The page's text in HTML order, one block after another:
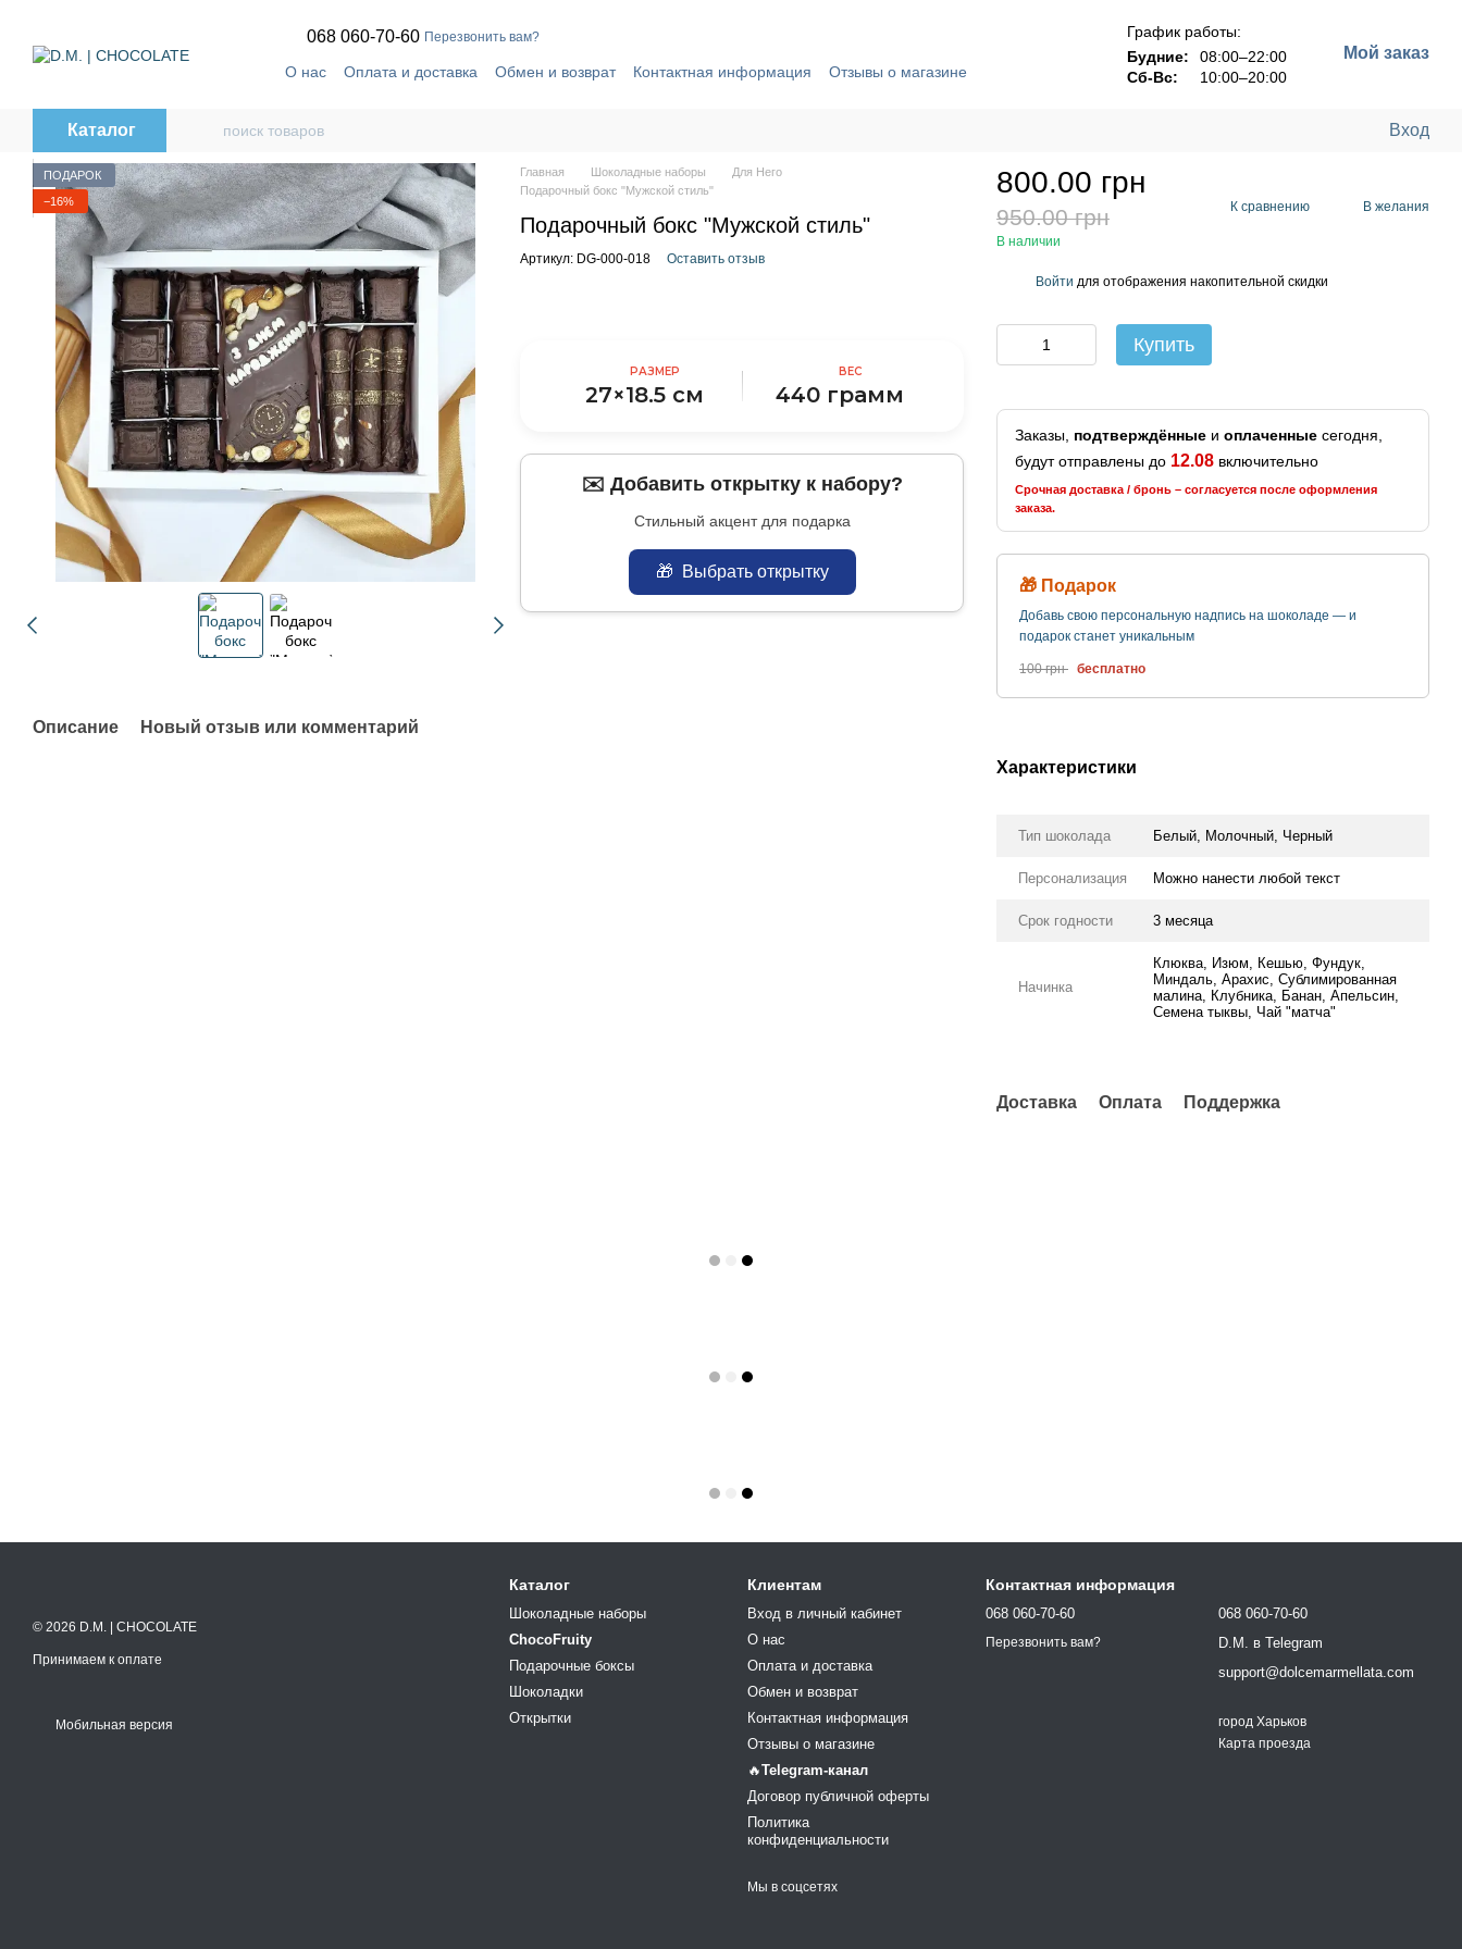
068 060-70-60 Перезвонить вам?
О нас Оплата и доставка Обмен и возврат Контактная информация
Отзывы о магазине
График работы:
Будние:
08:00–22:00
Сб-Вс:
10:00–20:00
Мой заказ
Каталог Вход
ПОДАРОК
−16%
Главная Шоколадные наборы
Для Него
Подарочный бокс "Мужской стиль"
Подарочный бокс "Мужской стиль"
Артикул: DG-000-018 Оставить отзыв
РАЗМЕР
27×18.5 см
ВЕС
440 грамм
✉️ Добавить открытку к набору?
Стильный акцент для подарка
🎁 Выбрать открытку
800.00 грн
950.00 грн
В наличии
К сравнению В желания
Войти для отображения накопительной скидки
Купить
Заказы, подтверждённые и оплаченные сегодня,
будут отправлены до 12.08 включительно
Срочная доставка / бронь – согласуется после оформления
заказа.
🎁 Подарок
Добавь свою персональную надпись на шоколаде — и
подарок станет уникальным
100 грн бесплатно
Характеристики
Тип шоколада Белый, Молочный, Черный
Персонализация Можно нанести любой текст
Срок годности 3 месяца
Начинка
Клюква, Изюм, Кешью, Фундук,
Миндаль, Арахис, Сублимированная
малина, Клубника, Банан, Апельсин,
Семена тыквы, Чай "матча"
Доставка Оплата Поддержка
Описание Новый отзыв или комментарий
© 2026 D.M. | CHOCOLATE
Принимаем к оплате
Мобильная версия
Каталог
Шоколадные наборы
ChocoFruity
Подарочные боксы
Шоколадки
Открытки
Клиентам
Вход в личный кабинет
О нас
Оплата и доставка
Обмен и возврат
Контактная информация
Отзывы о магазине
🔥Telegram-канал
Договор публичной оферты
Политика
конфиденциальности
Мы в соцсетях
Контактная информация
068 060-70-60
Перезвонить вам?
068 060-70-60
D.M. в Telegram
support@dolcemarmellata.com
город Харьков
Карта проезда